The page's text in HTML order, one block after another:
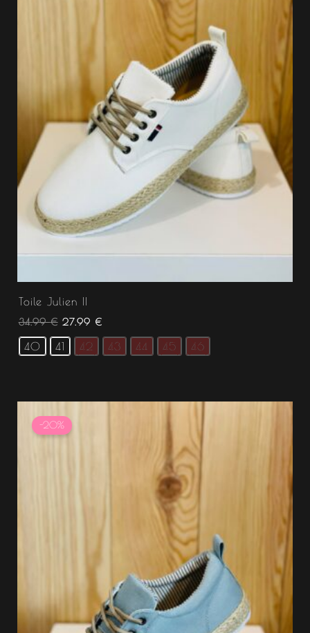
Toile Julien II
34.99€ 27.99 €
40 41 42 43 44 45 46
-20%
prix
initial